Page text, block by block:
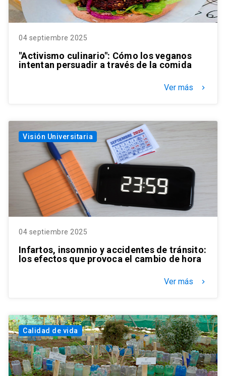
04 septiembre 2025
"Activismo culinario": Cómo los veganos
intentan persuadir a través de la comida
Ver más keyboard_arrow_right
Visión Universitaria
04 septiembre 2025
Infartos, insomnio y accidentes de tránsito:
los efectos que provoca el cambio de hora
Ver más keyboard_arrow_right
Calidad de vida